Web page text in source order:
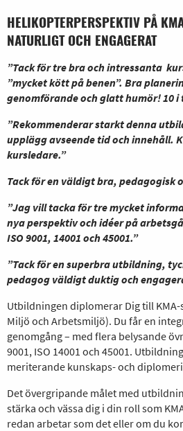
HELIKOPTERPERSPEKTIV PÅ
NATURLIGT OCH ENGAGERAT
”Tack för tre bra och intressanta
”mycket kött på benen”. Bra
genomförande och glatt humör! 10 i
”Rekommenderar starkt denna
upplägg avseende tid och innehåll.
kursledare.”
Tack för en väldigt bra, pedagogisk
”Jag vill tacka för tre mycket
nya perspektiv och idéer på
ISO 9001, 14001 och 45001.”
”Tack för en superbra utbildning,
pedagog väldigt duktig och
Utbildningen diplomerar Dig till
Miljö och Arbetsmiljö). Du får en
genomgång – med flera belysande
9001, ISO 14001 och 45001.
meriterande kunskaps- och
Det övergripande målet med
stärka och vässa dig i din roll som
redan arbetar som det eller om du